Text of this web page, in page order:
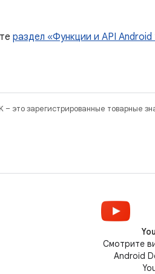
раздел «Функции и API Android
– это зарегистрированные товарные
Смотрите
Android